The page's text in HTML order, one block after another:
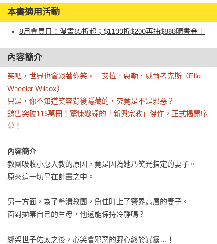
本書適用活動
8月會員日：漫畫85折起；$1199折$200再抽$888購書金！
內容簡介
笑吧，世界也會跟著你笑。—艾拉．惠勒．威爾考克斯（Ella
Wheeler Wilcox）
只是，你不知道笑容背後隱藏的，究竟是不是邪惡？
銷售突破115萬冊！驚悚懸疑的「新興宗教」傑作，正式揭開序
幕！
內容簡介
教團吸收小惠入教的原因，竟是因為她乃笑光指定的妻子。
原來這一切早在計畫之中。
另一方面，為了擊潰教團，魚住盯上了警界高層的妻子。
面對拋棄自己的生母，他還能保持冷靜嗎？
綁架世子佑太之後，心笑會邪惡的野心終於暴露…！